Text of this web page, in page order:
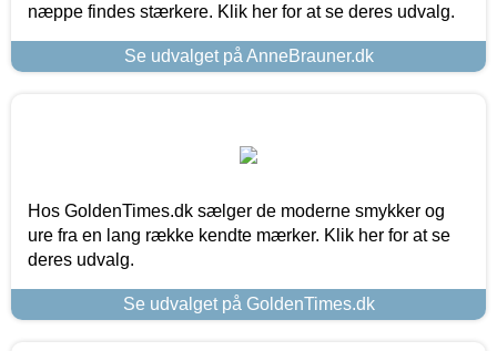
næppe findes stærkere. Klik her for at se deres udvalg.
Se udvalget på AnneBrauner.dk
Hos GoldenTimes.dk sælger de moderne smykker og
ure fra en lang række kendte mærker. Klik her for at se
deres udvalg.
Se udvalget på GoldenTimes.dk